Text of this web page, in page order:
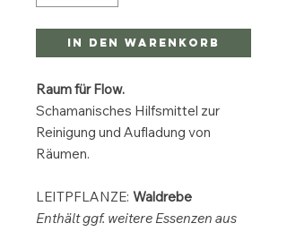
In den Warenkorb
Raum für Flow.
Schamanisches Hilfsmittel zur
Reinigung und Aufladung von
Räumen.
LEITPFLANZE: Waldrebe
Enthält ggf. weitere Essenzen aus